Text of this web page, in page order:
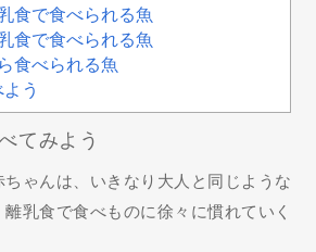
食で食べられる魚
食で食べられる魚
食べられる魚
う
てみよう
ゃんは、いきなり大人と同じような
乳食で食べものに徐々に慣れていく